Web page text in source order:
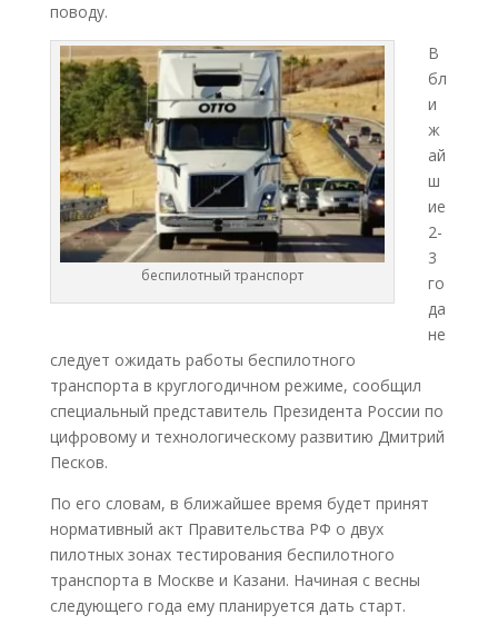
поводу.
беспилотный транспорт
В
бл
и
ж
ай
ш
ие
2-
3
го
да
не
следует ожидать работы беспилотного
транспорта в круглогодичном режиме, сообщил
специальный представитель Президента России по
цифровому и технологическому развитию Дмитрий
Песков.
По его словам, в ближайшее время будет принят
нормативный акт Правительства РФ о двух
пилотных зонах тестирования беспилотного
транспорта в Москве и Казани. Начиная с весны
следующего года ему планируется дать старт.